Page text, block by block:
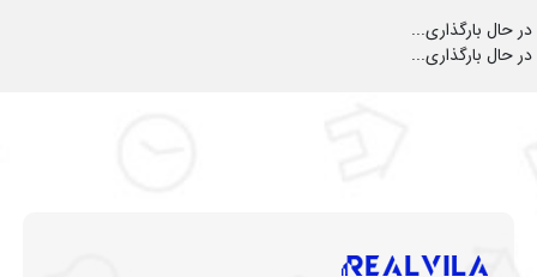
در حال بارگذاری...
در حال بارگذاری...